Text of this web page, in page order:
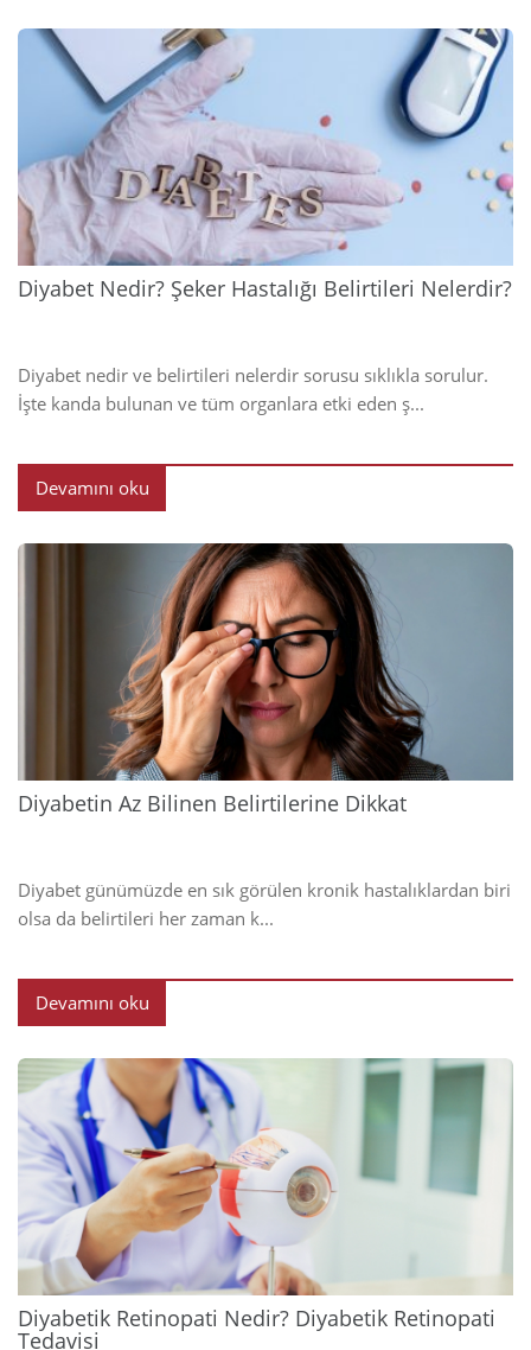
2025
Diyabet Nedir? Şeker Hastalığı Belirtileri Nelerdir?
Diyabet nedir ve belirtileri nelerdir sorusu sıklıkla sorulur.
İşte kanda bulunan ve tüm organlara etki eden ş...
Devamını oku
Diyabetin Az Bilinen Belirtilerine Dikkat
Diyabet günümüzde en sık görülen kronik hastalıklardan biri
olsa da belirtileri her zaman k...
Devamını oku
Diyabetik Retinopati Nedir? Diyabetik Retinopati
Tedavisi